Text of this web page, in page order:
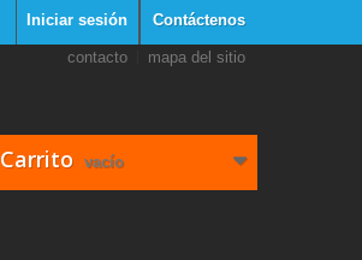
Contáctenos
Iniciar sesión
contacto mapa del sitio
Carrito vacío